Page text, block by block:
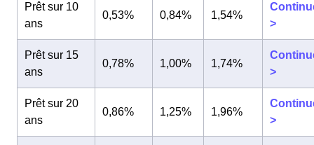
Prêt sur 10
ans
0,53% 0,84% 1,54%
>
Prêt sur 15
ans
0,78% 1,00% 1,74%
>
Prêt sur 20
ans
0,86% 1,25% 1,96%
>